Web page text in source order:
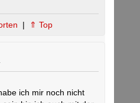
| ⇑ Top
ich mir noch nicht